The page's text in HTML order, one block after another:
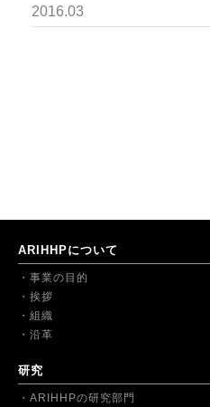
2016.03
ARIHHPについて
事業の目的
挨拶
組織
沿革
研究
ARIHHPの研究部門